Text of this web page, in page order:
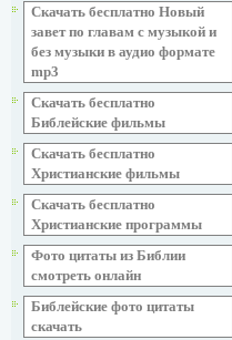
Скачать бесплатно Новый
завет по главам с музыкой и
без музыки в аудио формате
mp3
Скачать бесплатно
Библейские фильмы
Скачать бесплатно
Христианские фильмы
Скачать бесплатно
Христианские программы
Фото цитаты из Библии
смотреть онлайн
Библейские фото цитаты
скачать